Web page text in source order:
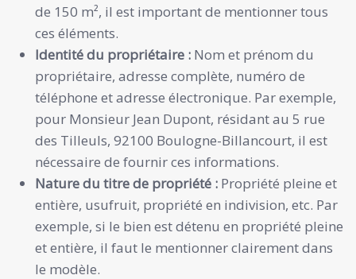
de 150 m², il est important de mentionner tous
ces éléments.
Identité du propriétaire : Nom et prénom du
propriétaire, adresse complète, numéro de
téléphone et adresse électronique. Par exemple,
pour Monsieur Jean Dupont, résidant au 5 rue
des Tilleuls, 92100 Boulogne-Billancourt, il est
nécessaire de fournir ces informations.
Nature du titre de propriété : Propriété pleine et
entière, usufruit, propriété en indivision, etc. Par
exemple, si le bien est détenu en propriété pleine
et entière, il faut le mentionner clairement dans
le modèle.